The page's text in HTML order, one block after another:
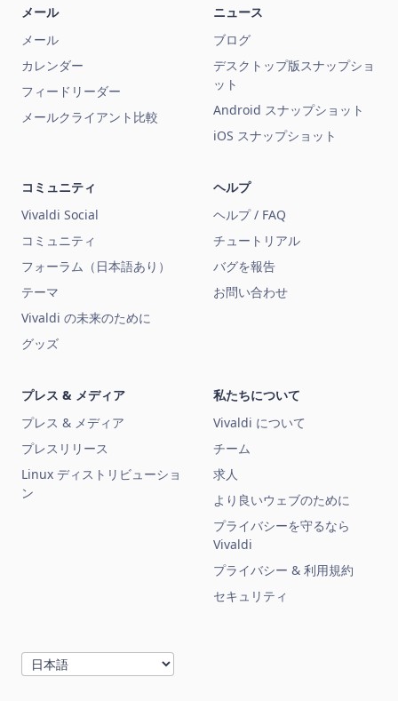
メール
メール
カレンダー
フィードリーダー
メールクライアント比較
ニュース
ブログ
デスクトップ版スナップショ
ット
Android スナップショット
iOS スナップショット
コミュニティ
Vivaldi Social
コミュニティ
フォーラム（日本語あり）
テーマ
Vivaldi の未来のために
グッズ
ヘルプ
ヘルプ / FAQ
チュートリアル
バグを報告
お問い合わせ
プレス & メディア
プレス & メディア
プレスリリース
Linux ディストリビューショ
ン
私たちについて
Vivaldi について
チーム
求人
より良いウェブのために
プライバシーを守るなら
Vivaldi
プライバシー & 利用規約
セキュリティ